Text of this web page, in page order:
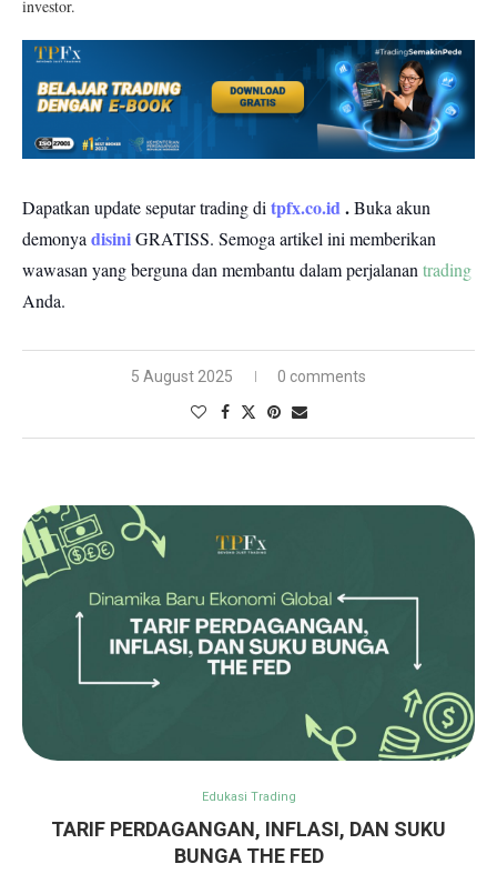
investor.
Dapatkan update seputar trading di tpfx.co.id.Buka akun
demonya disiniGRATISS. Semoga artikel ini memberikan
wawasan yang berguna dan membantu dalam perjalanan trading
Anda.
5 August 2025 0 comments
Edukasi Trading
TARIF PERDAGANGAN, INFLASI, DAN SUKU
BUNGA THE FED